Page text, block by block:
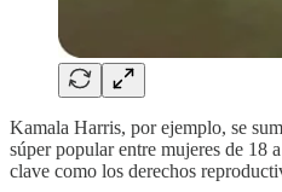
Kamala Harris, por ejemplo, se
súper popular entre mujeres de 18
clave como los derechos